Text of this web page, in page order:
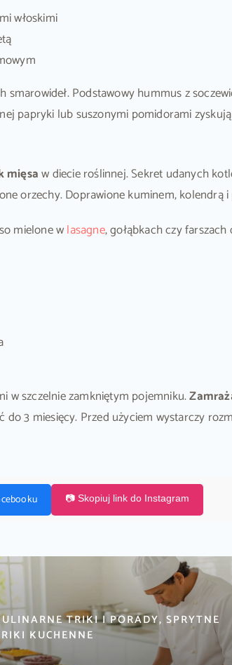
włoskimi
Podstawowy hummus z
papryki lub suszonymi pomidorami
mięsaw diecie roślinnej. Sekret udanych
orzechy. Doprawione kuminem,
mielone wlasagne, gołąbkach czy
w szczelnie zamkniętym pojemniku.
3 miesięcy. Przed użyciem wystarczy
📷 Skopiuj link do Instagram
TRIKI I PORADY, SPRYTNE
KUCHENNE